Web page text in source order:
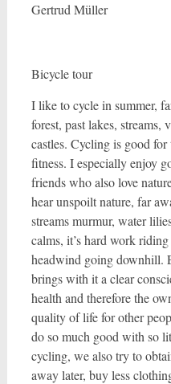
Gertrud Müller
Bicycle tour
I like to cycle in summer,
forest, past lakes, streams,
castles. Cycling is good
fitness. I especially enjoy
friends who also love
hear unspoilt nature, far
streams murmur, water
calms, it’s hard work
headwind going downhill.
brings with it a clear
health and therefore the
quality of life for other
do so much good with so
cycling, we also try to
away later, buy less